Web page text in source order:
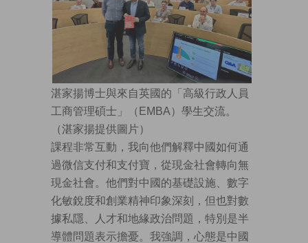
湛家揚博士與來自英國的「高級行政人員
工商管理碩士」（EMBA）學生交流。
（湛家揚提供圖片）
課程非常互動，我向他們解釋中國如何通
過微信支付和支付寶，從現金社會轉向無
現金社會。他們對中國的基礎設施、數字
化敏銳度和創業精神印象深刻，但也對數
據私隱、人才和地緣政治問題，特別是半
導體問題表示擔憂。我強調，心態是中國